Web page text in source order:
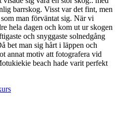
barrskog. Visst var det fint, men
man förväntat sig. När vi
hela dagen och kom ut ur skogen
och snyggaste solnedgång
bet man sig hårt i läppen och
annat motiv att fotografera vid
beach hade varit perfekt